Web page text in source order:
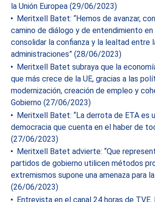
la Unión Europea (29/06/2023)
Meritxell Batet: “Hemos de avanzar,
camino de diálogo y de entendimiento en
consolidar la confianza y la lealtad entre
administraciones” (28/06/2023)
Meritxell Batet subraya que la
que más crece de la UE, gracias a las
modernización, creación de empleo y
Gobierno (27/06/2023)
Meritxell Batet: “La derrota de ETA es
democracia que cuenta en el haber de
(27/06/2023)
Meritxell Batet advierte: “Que
partidos de gobierno utilicen métodos
extremismos supone una amenaza para
(26/06/2023)
Entrevista en el canal 24 horas de